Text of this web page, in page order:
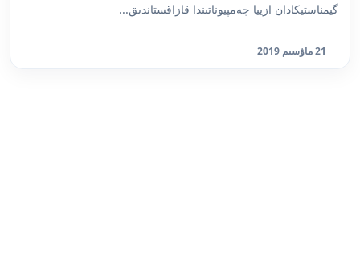
گيمناستيكادان ازييا چەمپيوناتىندا قازاقستاندىق...
21 ماۋسىم 2019